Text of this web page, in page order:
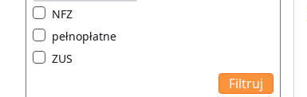
NFZ
pełnopłatne
ZUS